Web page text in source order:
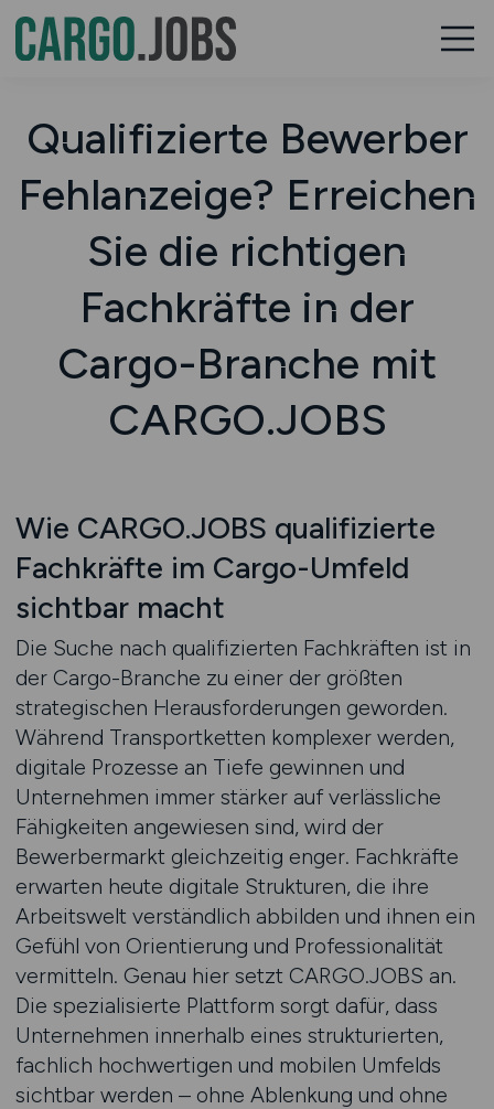
Qualifizierte Bewerber
Fehlanzeige? Erreichen
Sie die richtigen
Fachkräfte in der
Cargo-Branche mit
CARGO.JOBS
Wie CARGO.JOBS qualifizierte
Fachkräfte im Cargo-Umfeld
sichtbar macht
Die Suche nach qualifizierten Fachkräften ist in
der Cargo-Branche zu einer der größten
strategischen Herausforderungen geworden.
Während Transportketten komplexer werden,
digitale Prozesse an Tiefe gewinnen und
Unternehmen immer stärker auf verlässliche
Fähigkeiten angewiesen sind, wird der
Bewerbermarkt gleichzeitig enger. Fachkräfte
erwarten heute digitale Strukturen, die ihre
Arbeitswelt verständlich abbilden und ihnen ein
Gefühl von Orientierung und Professionalität
vermitteln. Genau hier setzt CARGO.JOBS an.
Die spezialisierte Plattform sorgt dafür, dass
Unternehmen innerhalb eines strukturierten,
fachlich hochwertigen und mobilen Umfelds
sichtbar werden – ohne Ablenkung und ohne